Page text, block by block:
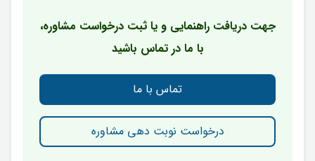
جهت دریافت راهنمایی و یا ثبت درخواست مشاوره،
با ما در تماس باشید
تماس با ما
درخواست نوبت دهی مشاوره